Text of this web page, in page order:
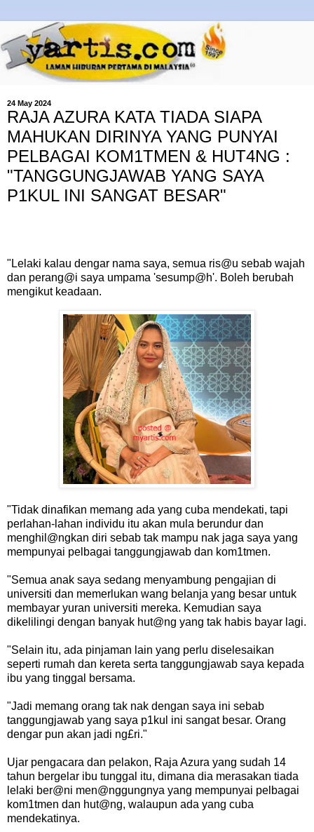
24 May 2024
RAJA AZURA KATA TIADA SIAPA
MAHUKAN DIRINYA YANG PUNYAI
PELBAGAI KOM1TMEN & HUT4NG :
"TANGGUNGJAWAB YANG SAYA
P1KUL INI SANGAT BESAR"
"Lelaki kalau dengar nama saya, semua ris@u sebab wajah
dan perang@i saya umpama 'sesump@h'. Boleh berubah
mengikut keadaan.
"Tidak dinafikan memang ada yang cuba mendekati, tapi
perlahan-lahan individu itu akan mula berundur dan
menghil@ngkan diri sebab tak mampu nak jaga saya yang
mempunyai pelbagai tanggungjawab dan kom1tmen.
"Semua anak saya sedang menyambung pengajian di
universiti dan memerlukan wang belanja yang besar untuk
membayar yuran universiti mereka. Kemudian saya
dikelilingi dengan banyak hut@ng yang tak habis bayar lagi.
"Selain itu, ada pinjaman lain yang perlu diselesaikan
seperti rumah dan kereta serta tanggungjawab saya kepada
ibu yang tinggal bersama.
"Jadi memang orang tak nak dengan saya ini sebab
tanggungjawab yang saya p1kul ini sangat besar. Orang
dengar pun akan jadi ng£ri."
Ujar pengacara dan pelakon, Raja Azura yang sudah 14
tahun bergelar ibu tunggal itu, dimana dia merasakan tiada
lelaki ber@ni men@nggungnya yang mempunyai pelbagai
kom1tmen dan hut@ng, walaupun ada yang cuba
mendekatinya.